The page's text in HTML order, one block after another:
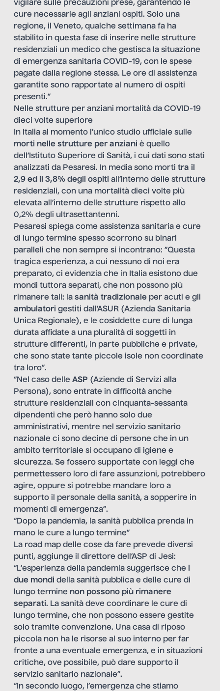
vigilare sulle precauzioni prese, garantendo le
cure necessarie agli anziani ospiti. Solo una
regione, il Veneto, qualche settimana fa ha
stabilito in questa fase di inserire nelle strutture
residenziali un medico che gestisca la situazione
di emergenza sanitaria COVID-19, con le spese
pagate dalla regione stessa. Le ore di assistenza
garantite sono rapportate al numero di ospiti
presenti.”
Nelle strutture per anziani mortalità da COVID-19
dieci volte superiore
In Italia al momento l’unico studio ufficiale sulle
morti nelle strutture per anziani è quello
dell’Istituto Superiore di Sanità, i cui dati sono stati
analizzati da Pesaresi. In media sono morti tra il
2,9 ed il 3,8% degli ospiti all’interno delle strutture
residenziali, con una mortalità dieci volte più
elevata all’interno delle strutture rispetto allo
0,2% degli ultrasettantenni.
Pesaresi spiega come assistenza sanitaria e cure
di lungo termine spesso scorrono su binari
paralleli che non sempre si incontrano: “Questa
tragica esperienza, a cui nessuno di noi era
preparato, ci evidenzia che in Italia esistono due
mondi tuttora separati, che non possono più
rimanere tali: la sanità tradizionale per acuti e gli
ambulatori gestiti dall’ASUR (Azienda Sanitaria
Unica Regionale), e le cosiddette cure di lunga
durata affidate a una pluralità di soggetti in
strutture differenti, in parte pubbliche e private,
che sono state tante piccole isole non coordinate
tra loro”.
“Nel caso delle ASP (Aziende di Servizi alla
Persona), sono entrate in difficoltà anche
strutture residenziali con cinquanta-sessanta
dipendenti che però hanno solo due
amministrativi, mentre nel servizio sanitario
nazionale ci sono decine di persone che in un
ambito territoriale si occupano di igiene e
sicurezza. Se fossero supportate con leggi che
permettessero loro di fare assunzioni, potrebbero
agire, oppure si potrebbe mandare loro a
supporto il personale della sanità, a sopperire in
momenti di emergenza”.
“Dopo la pandemia, la sanità pubblica prenda in
mano le cure a lungo termine”
La road map delle cose da fare prevede diversi
punti, aggiunge il direttore dell’ASP di Jesi:
“L’esperienza della pandemia suggerisce che i
due mondi della sanità pubblica e delle cure di
lungo termine non possono più rimanere
separati. La sanità deve coordinare le cure di
lungo termine, che non possono essere gestite
solo tramite convenzione. Una casa di riposo
piccola non ha le risorse al suo interno per far
fronte a una eventuale emergenza, e in situazioni
critiche, ove possibile, può dare supporto il
servizio sanitario nazionale”.
“In secondo luogo, l’emergenza che stiamo